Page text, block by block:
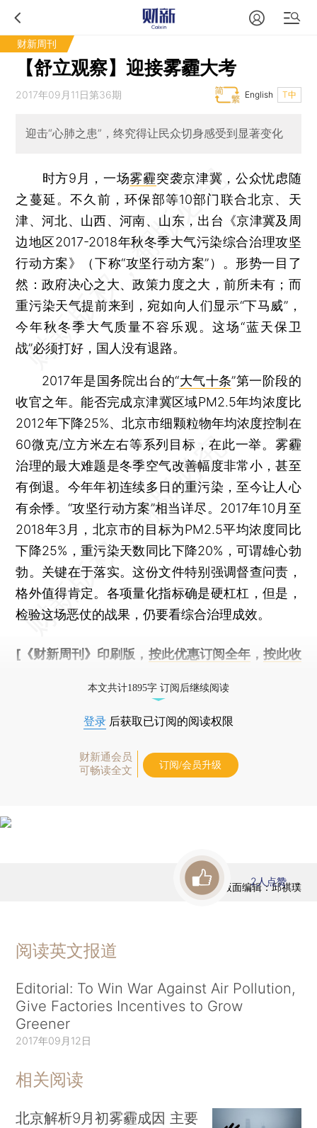
财新周刊
【舒立观察】迎接雾霾大考
2017年09月11日第36期 T中
English
迎击“心肺之患”，终究得让民众切身感受到显著变化
时方9月，一场雾霾突袭京津冀，公众忧虑随
之蔓延。不久前，环保部等10部门联合北京、天
津、河北、山西、河南、山东，出台《京津冀及周
边地区2017-2018年秋冬季大气污染综合治理攻坚
行动方案》（下称“攻坚行动方案”）。形势一目了
然：政府决心之大、政策力度之大，前所未有；而
重污染天气提前来到，宛如向人们显示“下马威”，
今年秋冬季大气质量不容乐观。这场“蓝天保卫
战”必须打好，国人没有退路。
2017年是国务院出台的“大气十条”第一阶段的
收官之年。能否完成京津冀区域PM2.5年均浓度比
2012年下降25%、北京市细颗粒物年均浓度控制在
60微克/立方米左右等系列目标，在此一举。雾霾
治理的最大难题是冬季空气改善幅度非常小，甚至
有倒退。今年年初连续多日的重污染，至今让人心
有余悸。“攻坚行动方案”相当详尽。2017年10月至
2018年3月，北京市的目标为PM2.5平均浓度同比
下降25%，重污染天数同比下降20%，可谓雄心勃
勃。关键在于落实。这份文件特别强调督查问责，
格外值得肯定。各项量化指标确是硬杠杠，但是，
检验这场恶仗的战果，仍要看综合治理成效。
[《财新周刊》印刷版， 按此优惠订阅全年， 按此收
本文共计1895字 订阅后继续阅读
登录 后获取已订阅的阅读权限
财新通会员
可畅读全文
订阅/会员升级
版面编辑：邱祺璞
2人点赞
阅读英文报道
Editorial: To Win War Against Air Pollution,
Give Factories Incentives to Grow
Greener
2017年09月12日
相关阅读
北京解析9月初雾霾成因 主要